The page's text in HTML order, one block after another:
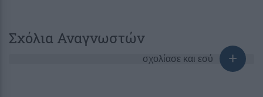
Σχόλια Αναγνωστών
σχολίασε και εσύ